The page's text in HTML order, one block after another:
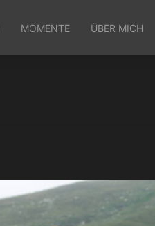
MOMENTE ÜBER MICH